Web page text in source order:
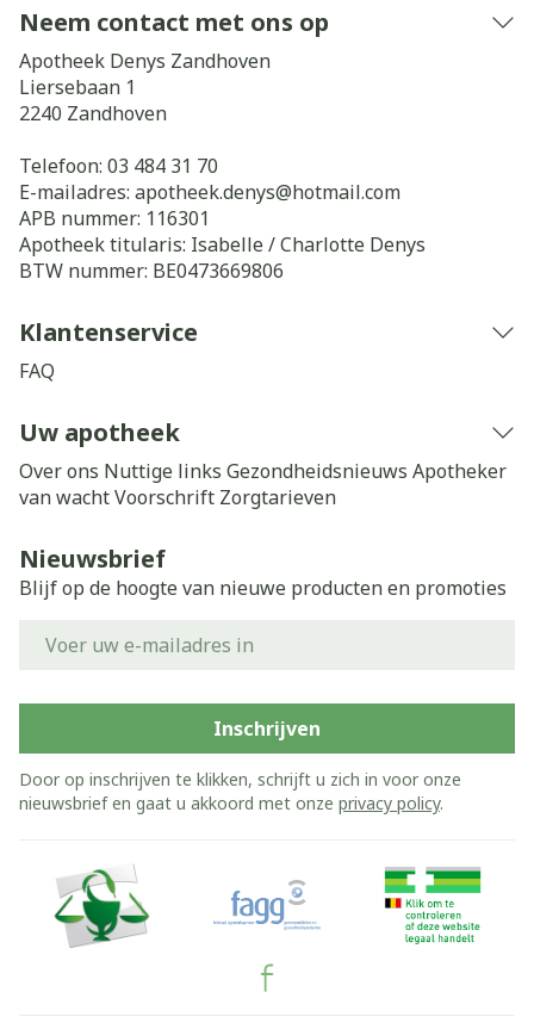
Neem contact met ons op
Apotheek Denys Zandhoven
Liersebaan 1
2240 Zandhoven
Telefoon: 03 484 31 70
E-mailadres: apotheek.denys@hotmail.com
APB nummer: 116301
Apotheek titularis: Isabelle / Charlotte Denys
BTW nummer: BE0473669806
Klantenservice
FAQ
Uw apotheek
Over ons Nuttige links Gezondheidsnieuws Apotheker
van wachtVoorschrift Zorgtarieven
Nieuwsbrief
Blijf op de hoogte van nieuwe producten en promoties
Inschrijven
Door op inschrijven te klikken, schrijft u zich in voor onze
nieuwsbrief en gaat u akkoord met onze privacy policy.